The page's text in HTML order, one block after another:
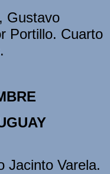
Gustavo
Portillo. Cuarto
Jacinto Varela.